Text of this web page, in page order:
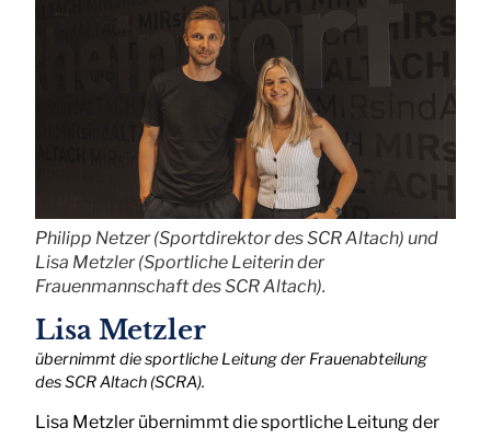
Philipp Netzer (Sportdirektor des SCR Altach) und
Lisa Metzler (Sportliche Leiterin der
Frauenmannschaft des SCR Altach).
Lisa Metzler
übernimmt die sportliche Leitung der Frauenabteilung
des SCR Altach (SCRA).
Lisa Metzler übernimmt die sportliche Leitung der